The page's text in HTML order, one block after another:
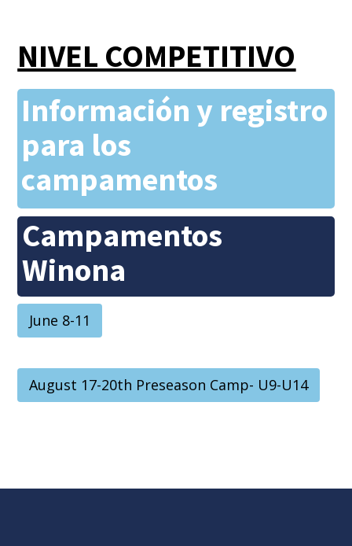
NIVEL COMPETITIVO
Información y registro
para los
campamentos
Campamentos
Winona
June 8-11
August 17-20th Preseason Camp- U9-U14